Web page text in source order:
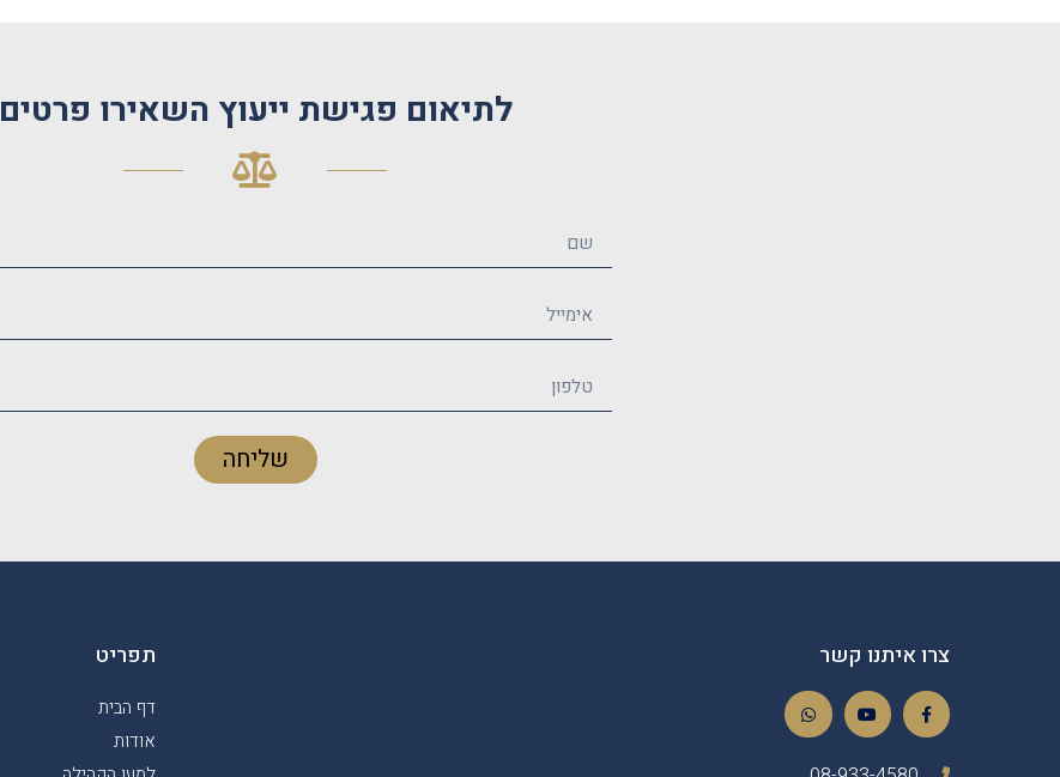
לתיאום פגישת ייעוץ השאירו פרטים
שליחה
צרו איתנו קשר תפריט
דף הבית
אודות